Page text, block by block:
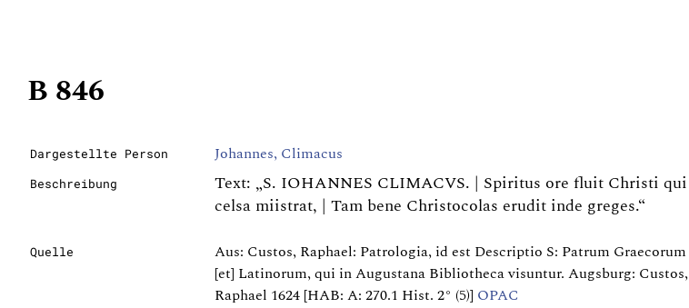
B 846
Dargestellte Person Johannes, Climacus
Beschreibung
Text: „S. IOHANNES CLIMACVS. | Spiritus ore fluit Christi qui
celsa miistrat, | Tam bene Christocolas erudit inde greges.“
Quelle
Aus: Custos, Raphael: Patrologia, id est Descriptio S: Patrum Graecorum
[et] Latinorum, qui in Augustana Bibliotheca visuntur. Augsburg: Custos,
Raphael 1624 [HAB: A: 270.1 Hist. 2° (5)] OPAC